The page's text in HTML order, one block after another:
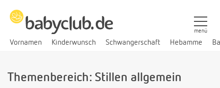
Vornamen Kinderwunsch Schwangerschaft Hebamme
menü
Themenbereich: Stillen allgemein